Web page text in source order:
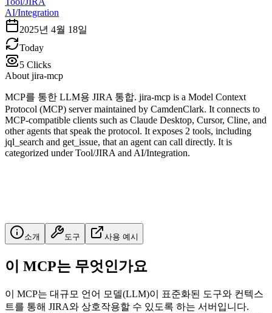
AI/Integration
2025년 4월 18일
Today
5 Clicks
About jira-mcp
MCP를 통한 LLM용 JIRA 통합. jira-mcp is a Model Context
Protocol (MCP) server maintained by CamdenClark. It connects to
MCP-compatible clients such as Claude Desktop, Cursor, Cline, and
other agents that speak the protocol. It exposes 2 tools, including
jql_search and get_issue, that an agent can call directly. It is
categorized under Tool/JIRA and AI/Integration.
소개 도구 사용 예시
이 MCP는 무엇인가요
이 MCP는 대규모 언어 모델(LLM)이 표준화된 도구와 컨텍스
트를 통해 JIRA와 상호작용할 수 있도록 하는 서버입니다.